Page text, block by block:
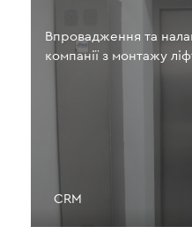
Впровадження та
компанії з монтажу
CRM